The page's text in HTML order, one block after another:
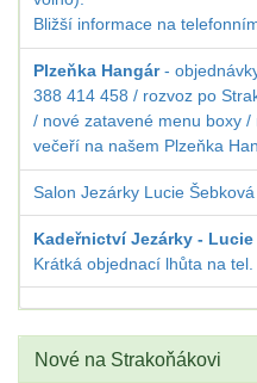
Bližší informace na
Plzeňka Hangár-
388 414 458 / rozvoz po
/ nové zatavené menu boxy
večeří na našem Plzeňka
Salon Jezárky Lucie Šebková
Kadeřnictví Jezárky - Lucie
Krátká objednací lhůta na
Nové na Strakoňákovi